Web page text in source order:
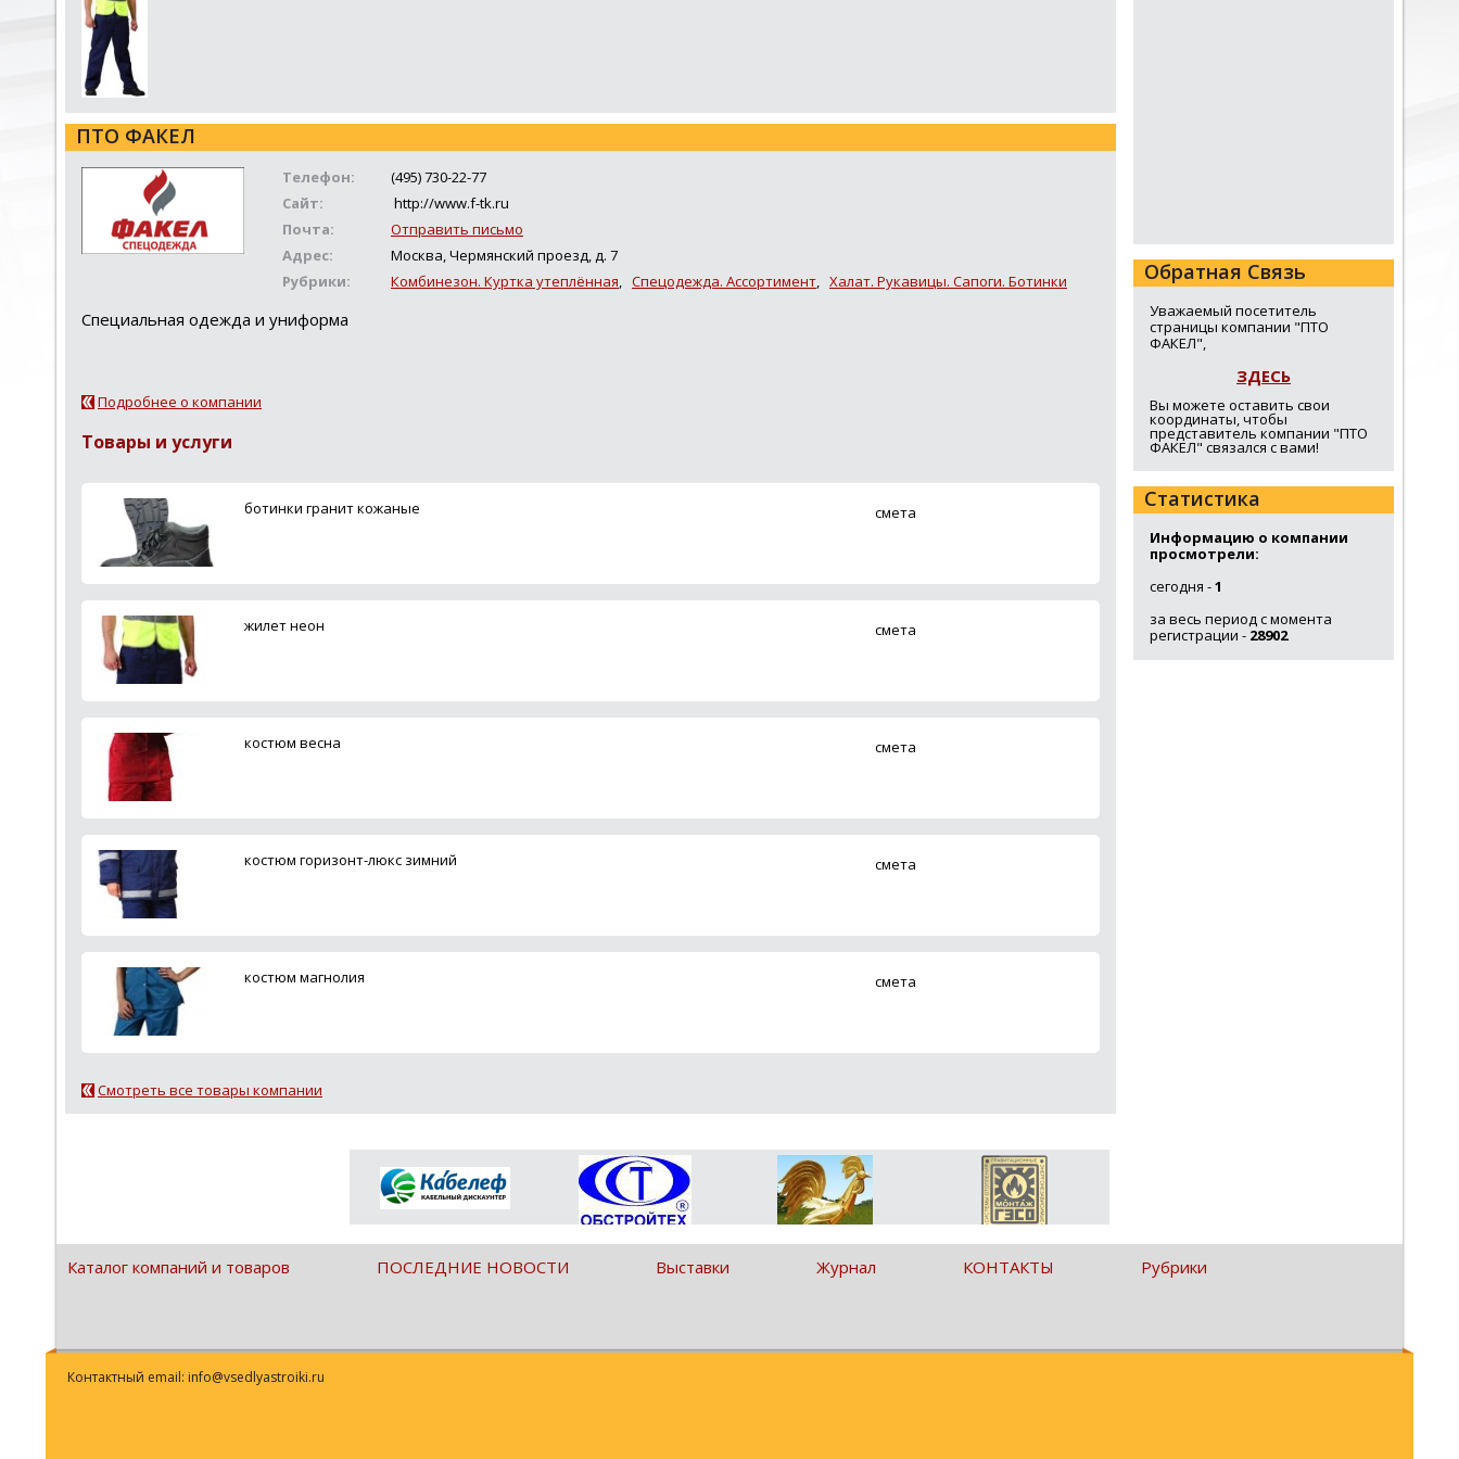
ПТО ФАКЕЛ
Телефон:
(495) 730-22-77
Сайт:
http://www.f-tk.ru
Почта:
Отправить письмо
Адрес:
Москва, Чермянский проезд, д. 7
Рубрики:
Комбинезон. Куртка утеплённая, Спецодежда. Ассортимент, Халат. Рукавицы. Сапоги. Ботинки
Специальная одежда и униформа
Подробнее о компании
Товары и услуги
ботинки гранит кожаные смета
жилет неон смета
костюм весна смета
костюм горизонт-люкс зимний смета
костюм магнолия смета
Смотреть все товары компании
Обратная Связь
Уважаемый посетитель
страницы компании "ПТО
ФАКЕЛ",
ЗДЕСЬ
Вы можете оставить свои
координаты, чтобы
представитель компании "ПТО
ФАКЕЛ" связался с вами!
Статистика
Информацию о компании
просмотрели:
сегодня -1
за весь период с момента
регистрации - 28902
Каталог компаний и товаров ПОСЛЕДНИЕ НОВОСТИ Выставки Журнал КОНТАКТЫ Рубрики
Контактный email: info@vsedlyastroiki.ru